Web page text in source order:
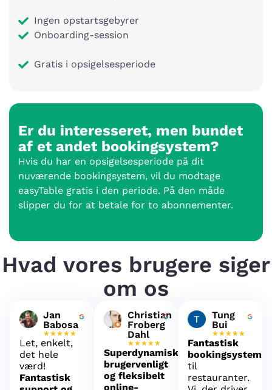
Ingen opstartsgebyrer
Onboarding-session
Gratis i opsigelsesperiode
Er du interesseret, men bundet
af et andet bookingsystem?
Hvis du har en opsigelsesperiode på dit
nuværende bookingsystem, vil du modtage
easyTable gratis i den periode. På den måde
slipper du for at betale for to abonnementer.
Hvad vores brugere siger
om os
Jan
Babosa
★★★★★
Let, enkelt,
det hele
værd!
Fantastisk
Christian
Froberg
Dahl
★★★★★
Superdynamisk,
brugervenligt
og fleksibelt
online-
Tung
Bui
★★★★★
Fantastisk
bookingsystem
til
restauranter.